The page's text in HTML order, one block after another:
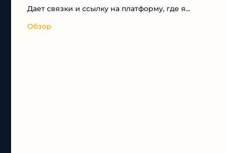
Дает связки и ссылку на платформу, где я...
Обзор